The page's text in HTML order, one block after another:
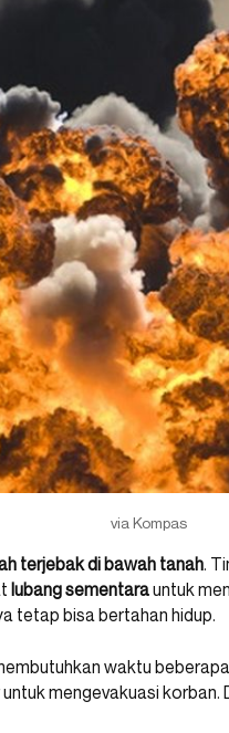
via Kompas
terjebak di bawah tanah.
lubang sementarauntuk
tetap bisa bertahan hidup.
waktu
mengevakuasi